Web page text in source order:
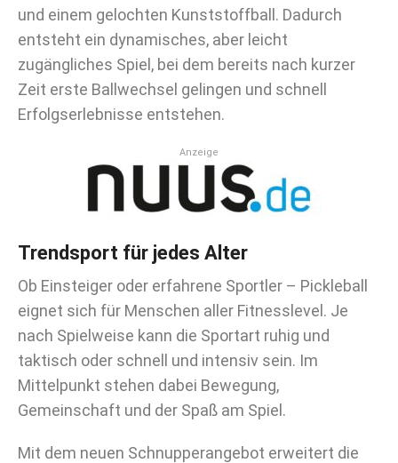
und einem gelochten Kunststoffball. Dadurch
entsteht ein dynamisches, aber leicht
zugängliches Spiel, bei dem bereits nach kurzer
Zeit erste Ballwechsel gelingen und schnell
Erfolgserlebnisse entstehen.
Anzeige
Trendsport für jedes Alter
Ob Einsteiger oder erfahrene Sportler – Pickleball
eignet sich für Menschen aller Fitnesslevel. Je
nach Spielweise kann die Sportart ruhig und
taktisch oder schnell und intensiv sein. Im
Mittelpunkt stehen dabei Bewegung,
Gemeinschaft und der Spaß am Spiel.
Mit dem neuen Schnupperangebot erweitert die